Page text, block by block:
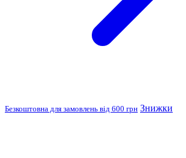
Безкоштовна для замовлень від 600 грн Знижки